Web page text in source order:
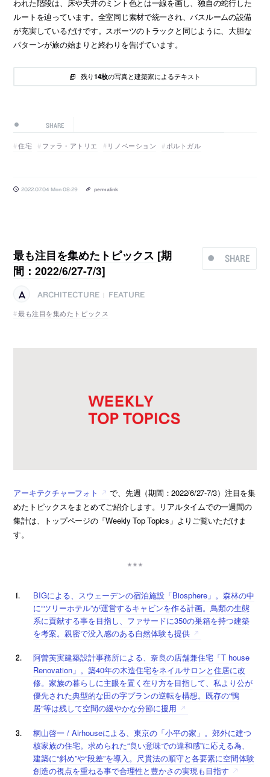
われた階段は、床や天井のミント色とは一線を画し、独自の蛇行した
ルートを辿っています。全室同じ素材で統一され、バスルームの設備
が充実しているだけです。スポーツのトラックと同じように、大胆な
パターンが旅の始まりと終わりを告げています。
残り14枚の写真と建築家によるテキスト
SHARE
住宅 ファラ・アトリエ リノベーション ポルトガル
2022.07.04 Mon 08:29 permalink
SHARE
最も注目を集めたトピックス [期
間：2022/6/27-7/3]
ARCHITECTURE
FEATURE
最も注目を集めたトピックス
アーキテクチャーフォト
で、先週（期間：2022/6/27-7/3）注目を集
めたトピックスをまとめてご紹介します。リアルタイムでの一週間の
集計は、トップページの「Weekly Top Topics」よりご覧いただけま
す。
BIGによる、スウェーデンの宿泊施設「Biosphere」。森林の中
に“ツリーホテル”が運営するキャビンを作る計画。鳥類の生態
系に貢献する事を目指し、ファサードに350の巣箱を持つ建築
を考案。親密で没入感のある自然体験も提供
阿曽芙実建築設計事務所による、奈良の店舗兼住宅「T house
Renovation」。築40年の木造住宅をネイルサロンと住居に改
修。家族の暮らしに主眼を置く在り方を目指して、私より公が
優先された典型的な田の字プランの逆転を構想。既存の“鴨
居”等は残して空間の緩やかな分節に援用
桐山啓一 / Airhouseによる、東京の「小平の家」。郊外に建つ
核家族の住宅。求められた“良い意味での違和感”に応える為、
建築に“斜め”や“段差”を導入。尺貫法の順守と各要素に空間体験
創造の視点を重ねる事で合理性と豊かさの実現も目指す